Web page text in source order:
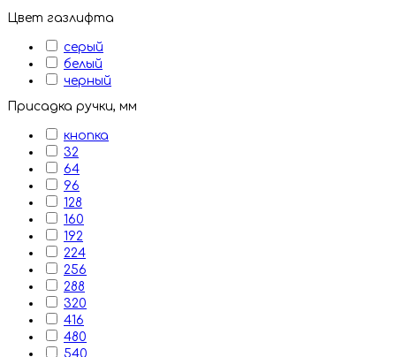
Цвет газлифта
серый
белый
черный
Присадка ручки, мм
кнопка
32
64
96
128
160
192
224
256
288
320
416
480
540